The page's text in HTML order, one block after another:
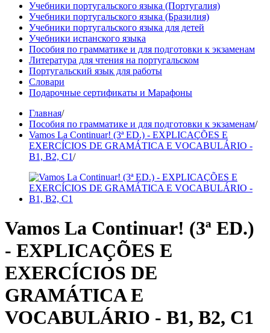
Учебники португальского языка (Португалия)
Учебники португальского языка (Бразилия)
Учебники португальского языка для детей
Учебники испанского языка
Пособия по грамматике и для подготовки к экзаменам
Литература для чтения на португальском
Португальский язык для работы
Словари
Подарочные сертификаты и Марафоны
Главная/
Пособия по грамматике и для подготовки к экзаменам/
Vamos La Continuar! (3ª ED.) - EXPLICAÇÕES E
EXERCÍCIOS DE GRAMÁTICA E VOCABULÁRIO -
B1, B2, C1/
Vamos La Continuar! (3ª ED.)
- EXPLICAÇÕES E
EXERCÍCIOS DE
GRAMÁTICA E
VOCABULÁRIO - B1, B2, C1